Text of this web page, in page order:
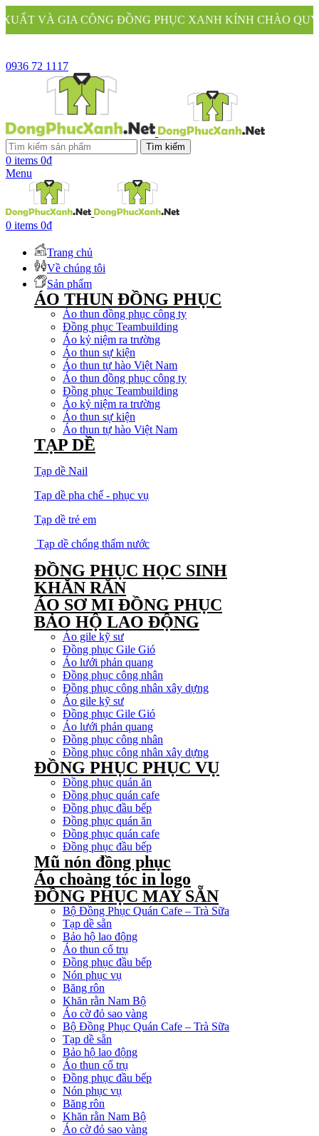
ĐỒNG PHỤC XANH KÍNH CHÀO QUÝ KHÁCH
0936 72 1117
Tìm kiếm
0 items 0₫
Menu
0 items 0₫
Trang chủ
Về chúng tôi
Sản phẩm
ÁO THUN ĐỒNG PHỤC
Áo thun đồng phục công ty
Đồng phục Teambuilding
Áo kỷ niệm ra trường
Áo thun sự kiện
Áo thun tự hào Việt Nam
Áo thun đồng phục công ty
Đồng phục Teambuilding
Áo kỷ niệm ra trường
Áo thun sự kiện
Áo thun tự hào Việt Nam
TẠP DỀ
Tạp dề Nail
Tạp dề pha chế - phục vụ
Tạp dề trẻ em
Tạp dề chống thấm nước
ĐỒNG PHỤC HỌC SINH
KHĂN RẰN
ÁO SƠ MI ĐỒNG PHỤC
BẢO HỘ LAO ĐỘNG
Áo gile kỹ sư
Đồng phục Gile Gió
Áo lưới phản quang
Đồng phục công nhân
Đồng phục công nhân xây dựng
Áo gile kỹ sư
Đồng phục Gile Gió
Áo lưới phản quang
Đồng phục công nhân
Đồng phục công nhân xây dựng
ĐỒNG PHỤC PHỤC VỤ
Đồng phục quán ăn
Đồng phục quán cafe
Đồng phục đầu bếp
Đồng phục quán ăn
Đồng phục quán cafe
Đồng phục đầu bếp
Mũ nón đồng phục
Áo choàng tóc in logo
ĐỒNG PHỤC MAY SẴN
Bộ Đồng Phục Quán Cafe – Trà Sữa
Tạp dề sẵn
Bảo hộ lao động
Áo thun cổ trụ
Đồng phục đầu bếp
Nón phục vụ
Băng rôn
Khăn rằn Nam Bộ
Áo cờ đỏ sao vàng
Bộ Đồng Phục Quán Cafe – Trà Sữa
Tạp dề sẵn
Bảo hộ lao động
Áo thun cổ trụ
Đồng phục đầu bếp
Nón phục vụ
Băng rôn
Khăn rằn Nam Bộ
Áo cờ đỏ sao vàng